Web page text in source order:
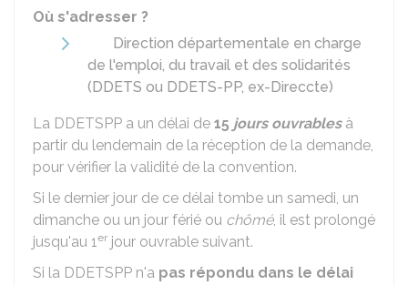
Où s'adresser ?
Direction départementale en charge
de l'emploi, du travail et des solidarités
(DDETS ou DDETS-PP, ex-Direccte)
La DDETSPP a un délai de 15 jours ouvrablesà
partir du lendemain de la réception de la demande,
pour vérifier la validité de la convention.
Si le dernier jour de ce délai tombe un samedi, un
dimanche ou un jour férié ou chômé, il est prolongé
jusqu'au 1er jour ouvrable suivant.
Si la DDETSPP n'a pas répondu dans le délai